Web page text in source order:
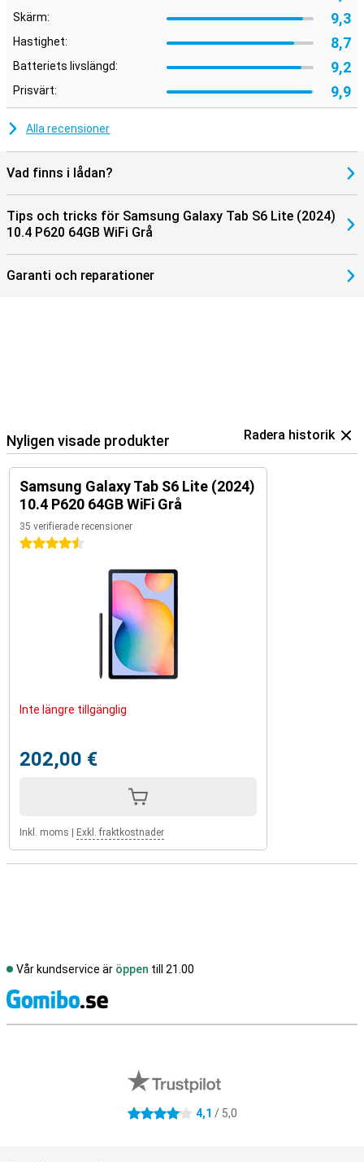
Skärm: 9,3
Hastighet: 8,7
Batteriets livslängd: 9,2
Prisvärt: 9,9
Alla recensioner
Vad finns i lådan?
Tips och tricks för Samsung Galaxy Tab S6 Lite (2024)
10.4 P620 64GB WiFi Grå
Garanti och reparationer
Nyligen visade produkter Radera historik
Samsung Galaxy Tab S6 Lite (2024)
10.4 P620 64GB WiFi Grå
35 verifierade recensioner
4.5 stjärnor
Inte längre tillgänglig
202,00 €
Inkl. moms Exkl. fraktkostnader
Vår kundservice är öppen till 21.00
4.1 stjärnor 4,1 / 5,0